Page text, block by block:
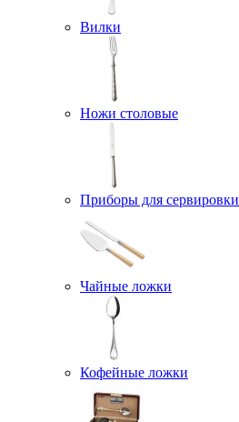
Вилки
Ножи столовые
Приборы для сервировки
Чайные ложки
Кофейные ложки